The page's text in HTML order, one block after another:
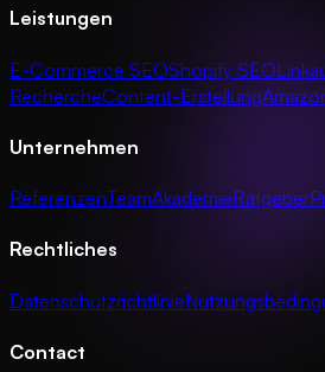
Leistungen
E-Commerce SEOShopify SEO
RechercheContent-Erstellung
Unternehmen
ReferenzenTeamAkademieRatgeber
Rechtliches
Datenschutzrichtlinie
Contact